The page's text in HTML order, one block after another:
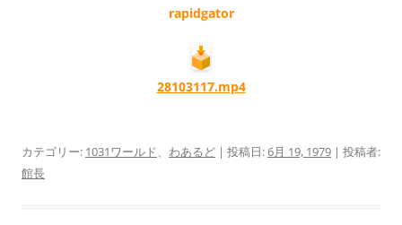
rapidgator
28103117.mp4
カテゴリー: 1031ワールド、 わあるど | 投稿日:6月 19, 1979 | 投稿者:
館長